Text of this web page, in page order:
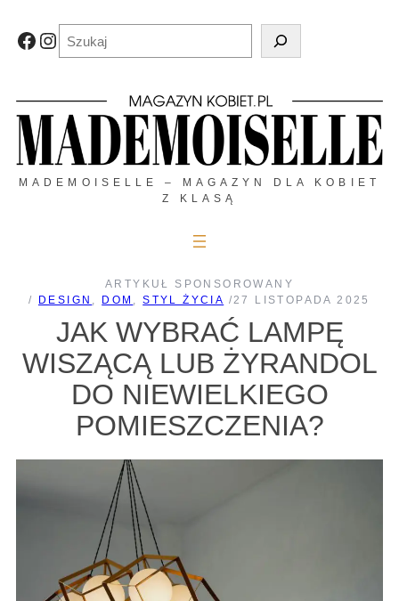
treściFacebook
Instagram
MADEMOISELLE – MAGAZYN DLA KOBIET
Z KLASĄ
ARTYKUŁ SPONSOROWANY
/
DESIGN , DOM , STYL ŻYCIA /27 LISTOPADA 2025
JAK WYBRAĆ LAMPĘ
WISZĄCĄ LUB ŻYRANDOL
DO NIEWIELKIEGO
POMIESZCZENIA?